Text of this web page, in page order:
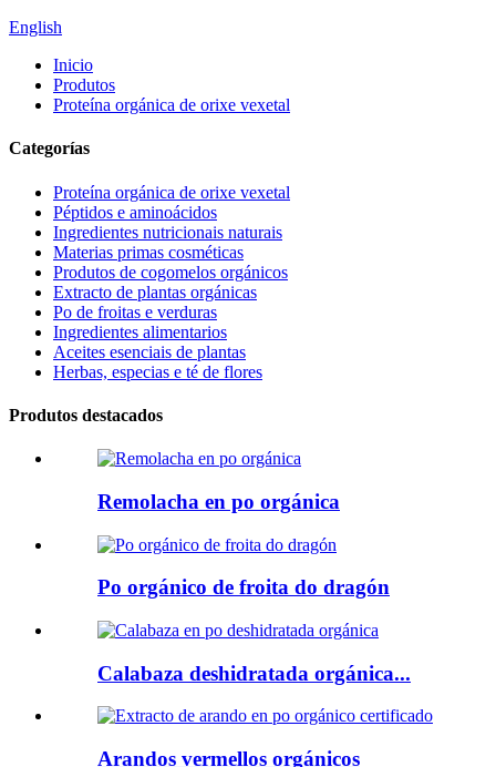
English
Inicio
Produtos
Proteína orgánica de orixe vexetal
Categorías
Proteína orgánica de orixe vexetal
Péptidos e aminoácidos
Ingredientes nutricionais naturais
Materias primas cosméticas
Produtos de cogomelos orgánicos
Extracto de plantas orgánicas
Po de froitas e verduras
Ingredientes alimentarios
Aceites esenciais de plantas
Herbas, especias e té de flores
Produtos destacados
Remolacha en po orgánica
Po orgánico de froita do dragón
Calabaza deshidratada orgánica...
Arandos vermellos orgánicos